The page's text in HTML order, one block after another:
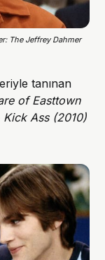
The Jeffrey Dahmer
tanınan
of Easttown
Kick Ass (2010)